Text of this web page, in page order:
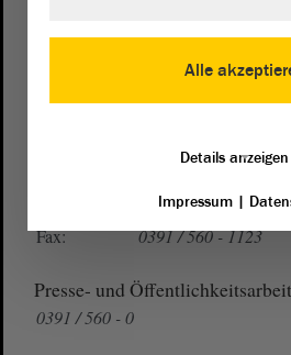
Wegbeschreibung
0391 / 560 - 0
Fax:
0391 / 560 - 1123
Presse- und Öffentlichkeitsarbeit
0391 / 560 - 0
Alle
Details anzeigen
Impressum|